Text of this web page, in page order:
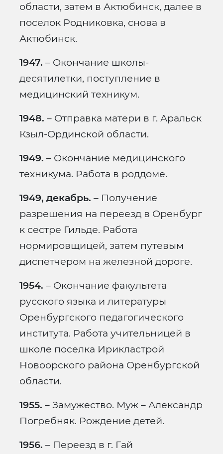
области, затем в Актюбинск, далее в
поселок Родниковка, снова в
Актюбинск.
1947. – Окончание школы-
десятилетки, поступление в
медицинский техникум.
1948. – Отправка матери в г. Аральск
Кзыл-Ординской области.
1949. – Окончание медицинского
техникума. Работа в роддоме.
1949, декабрь. – Получение
разрешения на переезд в Оренбург
к сестре Гильде. Работа
нормировщицей, затем путевым
диспетчером на железной дороге.
1954. – Окончание факультета
русского языка и литературы
Оренбургского педагогического
института. Работа учительницей в
школе поселка Ирикластрой
Новоорского района Оренбургской
области.
1955. – Замужество. Муж – Александр
Погребняк. Рождение детей.
1956. – Переезд в г. Гай